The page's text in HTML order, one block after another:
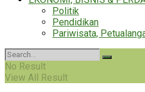
Politik
Pendidikan
Pariwisata,
No Result
View All Result